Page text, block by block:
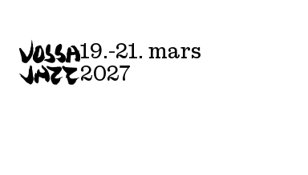
content
19.-21. mars
2027